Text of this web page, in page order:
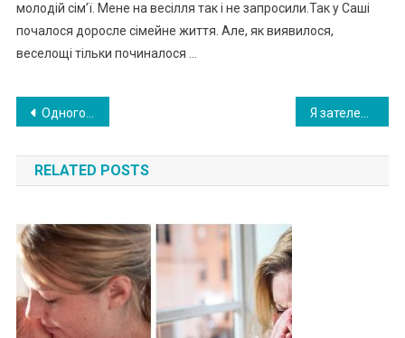
молодій сім’ї. Мене на весілля так і не запросили.Так у Саші
почалося доросле сімейне життя. Але, як виявилося,
веселощі тільки починалося …
Навигация
по
записям
Одного разу я попросила свекруху прийняти нас в гості. Від її від повіді я була в ш0 ці
RELATED POSTS